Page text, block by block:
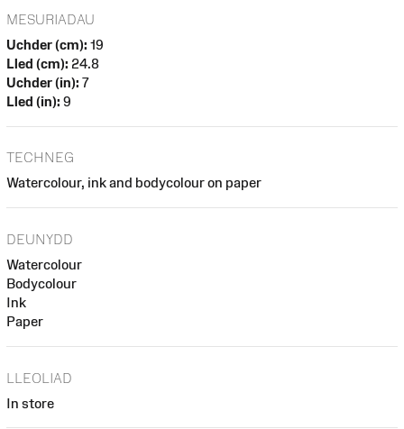
MESURIADAU
Uchder (cm): 19
Lled (cm): 24.8
Uchder (in): 7
Lled (in): 9
TECHNEG
Watercolour, ink and bodycolour on paper
DEUNYDD
Watercolour
Bodycolour
Ink
Paper
LLEOLIAD
In store